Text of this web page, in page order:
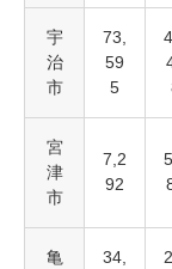
宇
治
市
73,
59
5
宮
津
市
7,2
92
亀
34,